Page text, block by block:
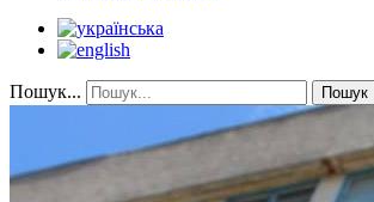
Пошук... Пошук